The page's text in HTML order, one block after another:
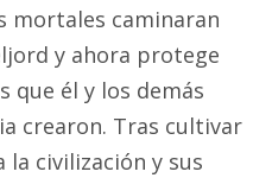
mortales caminaran
y ahora protege
que él y los demás
crearon. Tras cultivar
civilización y sus